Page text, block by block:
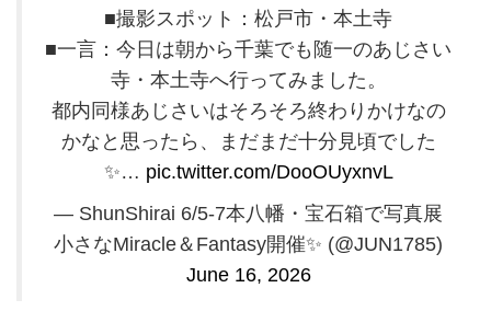
■撮影スポット：松戸市・本土寺
■一言：今日は朝から千葉でも随一のあじさい
寺・本土寺へ行ってみました。
都内同様あじさいはそろそろ終わりかけなの
かなと思ったら、まだまだ十分見頃でした
✨️… pic.twitter.com/DooOUyxnvL
— ShunShirai 6/5-7本八幡・宝石箱で写真展
小さなMiracle＆Fantasy開催✨️ (@JUN1785)
June 16, 2026